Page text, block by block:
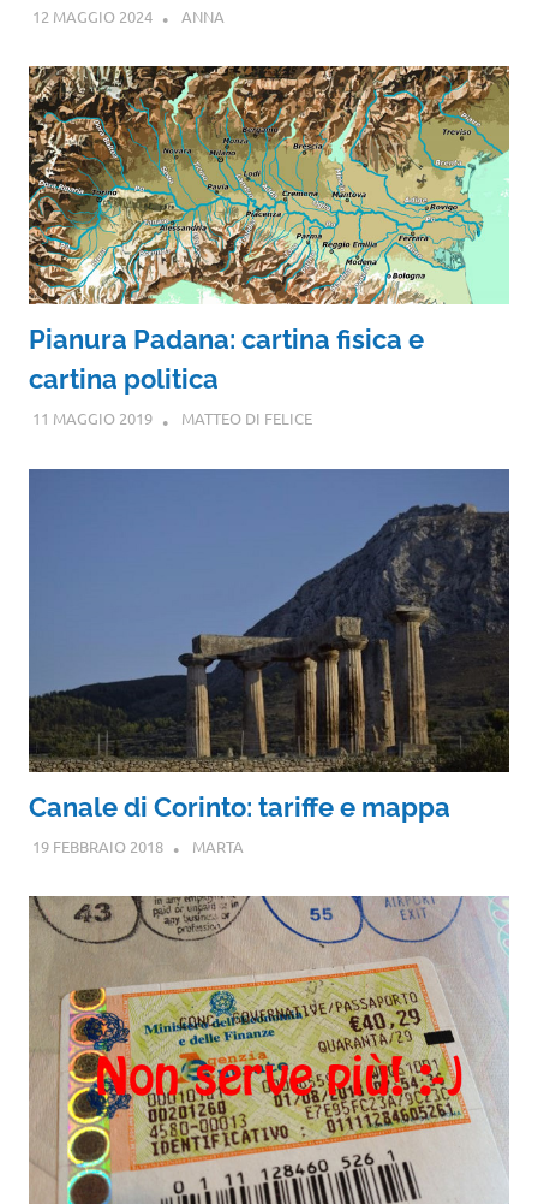
12 MAGGIO 2024 ANNA
Pianura Padana: cartina fisica e
cartina politica
11 MAGGIO 2019 MATTEO DI FELICE
Canale di Corinto: tariffe e mappa
19 FEBBRAIO 2018 MARTA